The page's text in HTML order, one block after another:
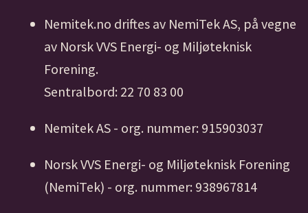
Nemitek.no driftes av NemiTek AS, på vegne
av Norsk VVS Energi- og Miljøteknisk
Forening.
Sentralbord: 22 70 83 00
Nemitek AS - org. nummer: 915903037
Norsk VVS Energi- og Miljøteknisk Forening
(NemiTek) - org. nummer: 938967814